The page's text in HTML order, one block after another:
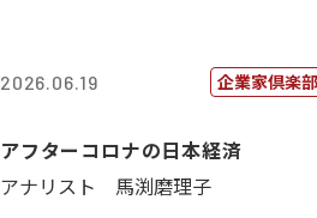
2026.06.19 企業家倶楽
アフターコロナの日本経済
アナリスト 馬渕磨理子